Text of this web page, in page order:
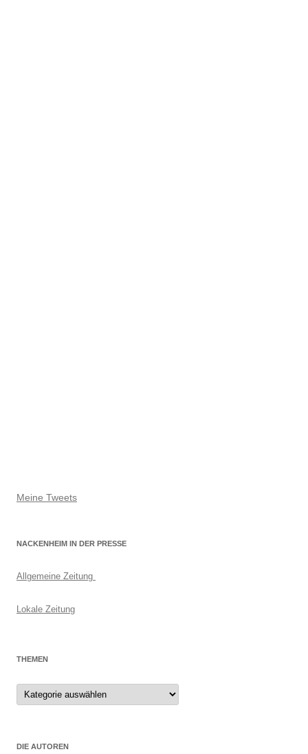
Meine Tweets
NACKENHEIM IN DER PRESSE
Allgemeine Zeitung
Lokale Zeitung
THEMEN
Themen
DIE AUTOREN